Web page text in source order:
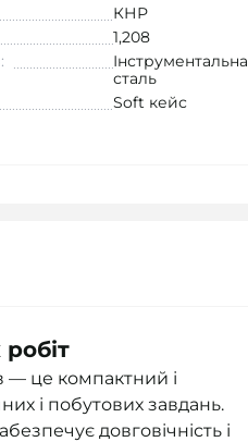
КНР
1,208
Інструментальна
сталь
Soft кейс
— це компактний і
і побутових завдань.
довговічність і